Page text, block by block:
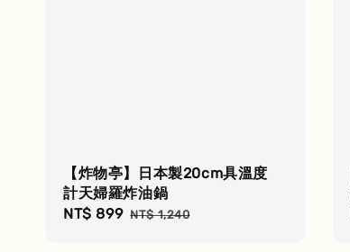
【炸物亭】日本製20cm具溫度
計天婦羅炸油鍋
Sale
NT$ 899 Regular
NT$ 1,240